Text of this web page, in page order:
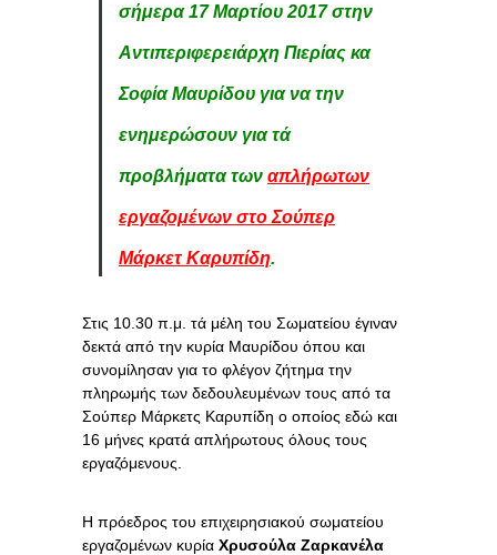
σήμερα 17 Μαρτίου 2017 στην
Αντιπεριφερειάρχη Πιερίας κα
Σοφία Μαυρίδου για να την
ενημερώσουν για τά
προβλήματα των απλήρωτων
εργαζομένων στο Σούπερ
Μάρκετ Καρυπίδη.
Στις 10.30 π.μ. τά μέλη του Σωματείου έγιναν
δεκτά από την κυρία Μαυρίδου όπου και
συνομίλησαν για το φλέγον ζήτημα την
πληρωμής των δεδουλευμένων τους από τα
Σούπερ Μάρκετς Καρυπίδη ο οποίος εδώ και
16 μήνες κρατά απλήρωτους όλους τους
εργαζόμενους.
Η πρόεδρος του επιχειρησιακού σωματείου
εργαζομένων κυρία Χρυσούλα Ζαρκανέλα